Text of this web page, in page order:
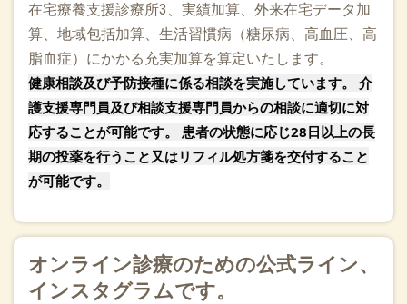
今日から新年度！４月です。救急救命士１名が入職しまし
た！八戸では市民病院と赤十字病院にも民間救命士がいらっ
しゃいますが東京では在宅でも活躍しているようです。当院
の仲間としてよろしくお願いいたします！また、かねてより
作成していたオンライン診療車兼患者搬送車が完成しまし
た。まずは階上町から参ります！よろしくお願いいたしま
す。今月はBELILEF（信念）をもって仕事にあたります！
2026.03.01
３月の標語はcommunication！忙しい３月だからこそコミュ
2026.02.18
今日から3日連続で診察に出ます。朝からオンライン診療しあ
りがたいことに午前中は救命士さんと回りました。在宅診療
在宅療養支援診療所3、実績加算、外来在宅データ加
算、地域包括加算、生活習慣病（糖尿病、高血圧、高
脂血症）にかかる充実加算を算定いたします。
健康相談及び予防接種に係る相談を実施しています。 介
護支援専門員及び相談支援専門員からの相談に適切に対
応することが可能です。 患者の状態に応じ28日以上の長
期の投薬を行うこと又はリフィル処方箋を交付すること
が可能です。
オンライン診療のための公式ライン、
インスタグラムです。